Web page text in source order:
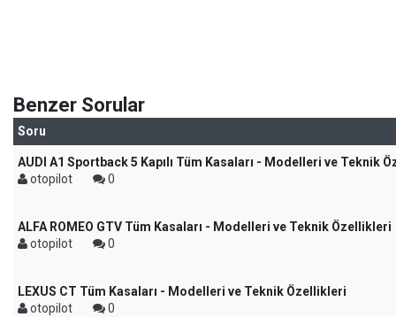
Benzer Sorular
Soru
AUDI A1 Sportback 5 Kapılı Tüm Kasaları - Modelleri ve Teknik
otopilot
0
ALFA ROMEO GTV Tüm Kasaları - Modelleri ve Teknik Özellikleri
otopilot
0
LEXUS CT Tüm Kasaları - Modelleri ve Teknik Özellikleri
otopilot
0